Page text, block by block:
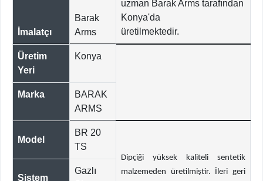
İmalatçı
Barak
Arms
uzman Barak Arms tarafından
Konya'da
üretilmektedir.
Üretim
Yeri
Konya
Marka
BARAK
ARMS
Model
BR 20
TS
Dipçiği yüksek kaliteli sentetik
malzemeden üretilmiştir. İleri geri
Sistem
Gazlı